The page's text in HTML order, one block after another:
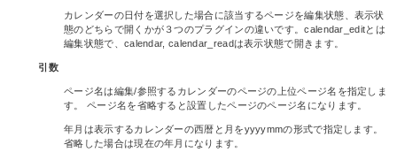
カレンダーの日付を選択した場合に該当するページを編集状態、表示状
態のどちらで開くかが３つのプラグインの違いです。calendar_editとは
編集状態で、calendar, calendar_readは表示状態で開きます。
引数
ページ名は編集/参照するカレンダーのページの上位ページ名を指定しま
す。 ページ名を省略すると設置したページのページ名になります。
年月は表示するカレンダーの西暦と月をyyyymmの形式で指定します。
省略した場合は現在の年月になります。